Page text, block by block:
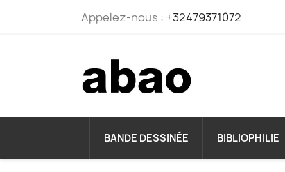
Appelez-nous : +32479371072
BANDE DESSINÉE BIBLIOPHILIE